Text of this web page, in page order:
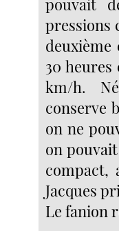
pouvait
pressions
deuxième
30 heures
km/h.
conserve
on ne
on
compact,
Jacques
Le fanion